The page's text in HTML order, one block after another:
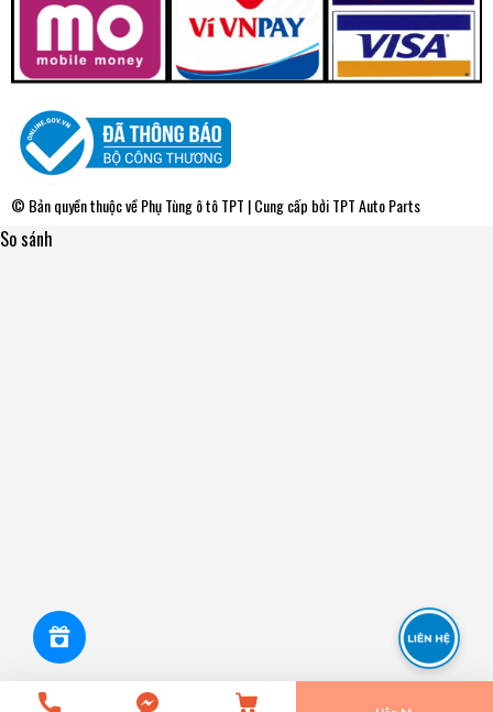
© Bản quyền thuộc vềPhụ Tùng ô tô TPT | Cung cấp bởiTPT Auto Parts
So sánh
Tiến Hành Thanh Toán